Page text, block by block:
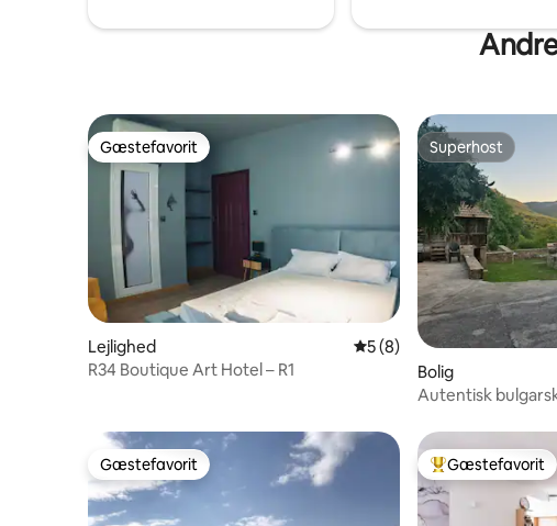
Gæstefavorit
Gæstefavorit
Lejlighed 5 ud af 5 i gennemsnitlig
5 (8)
R34 Boutique Art Hotel – R1
Superhost
Superhost
Bolig
Autentisk
Gæstefavorit
Gæstefavorit Bedste
Gæstefavorit